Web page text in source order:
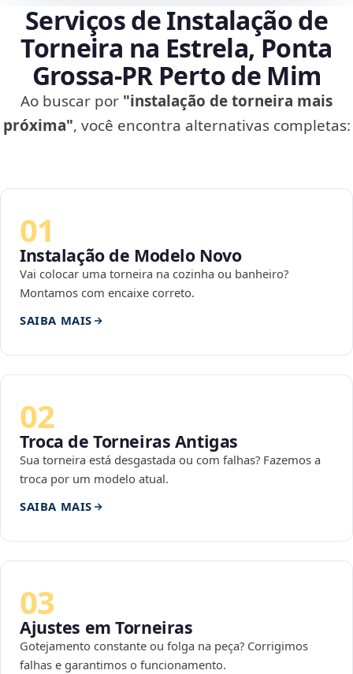
Serviços de Instalação de
Torneira na Estrela, Ponta
Grossa‑PR Perto de Mim
Ao buscar por "instalação de torneira mais
próxima", você encontra alternativas completas:
01
Instalação de Modelo Novo
Vai colocar uma torneira na cozinha ou banheiro?
Montamos com encaixe correto.
SAIBA MAIS
02
Troca de Torneiras Antigas
Sua torneira está desgastada ou com falhas? Fazemos a
troca por um modelo atual.
SAIBA MAIS
03
Ajustes em Torneiras
Gotejamento constante ou folga na peça? Corrigimos
falhas e garantimos o funcionamento.